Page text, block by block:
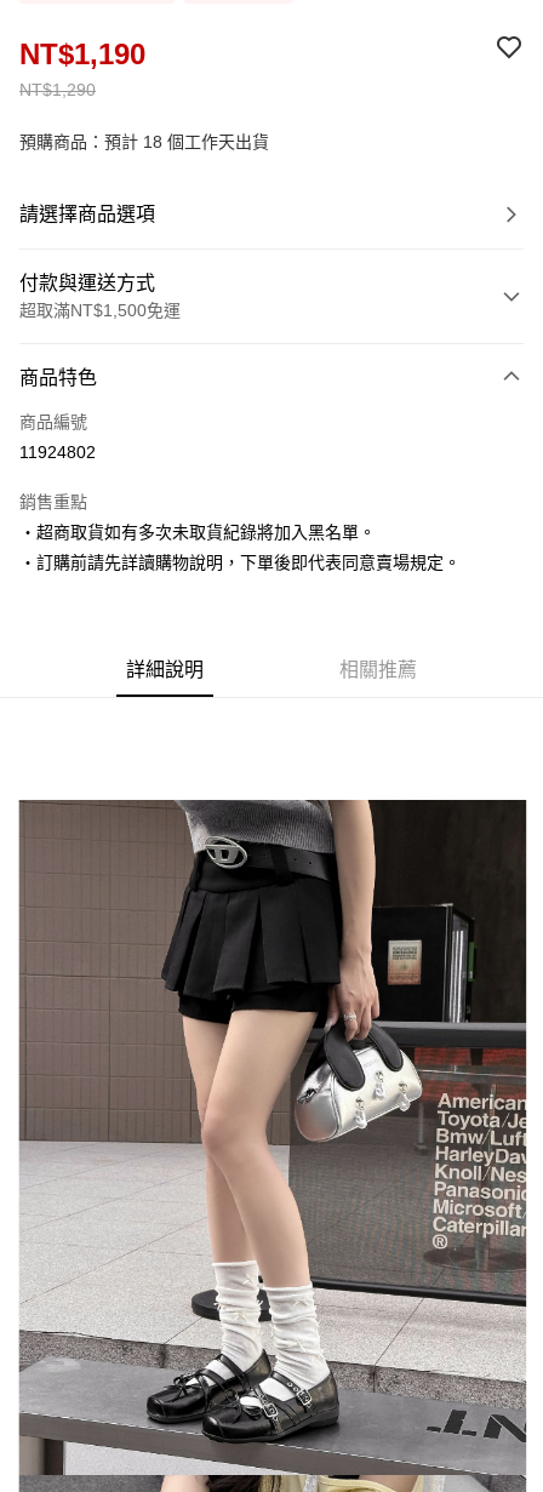
NT$1,290
NT$1,190
預購商品：預計 18 個工作天出貨
請選擇商品選項
付款與運送方式
超取滿NT$1,500免運
信用卡一次付款
超商取貨付款
Apple Pay
街口支付
便利好安心！
１．簡單：不需註冊會員、不需綁卡、不需儲值。
２．便利：只要手機號碼，簡訊認證，即可結帳。
３．安心：先確認商品／服務後，再付款。
【「AFTEE先享後付」結帳流程】
１．於結帳方式選擇「AFTEE先享後付」後，將跳轉至「AFTEE先享後付」
結帳頁面，進行簡訊認證並確認金額後，即可完成結帳。
２．訂單成立數日內，您將收到繳費通知簡訊。
３．收到繳費通知簡訊後14天內，點擊此簡訊中的連結，可透過四大超商／
ATM／網路銀行／等多元方式進行付款，方視為交易完成。
※ 請注意：結帳手續完成當下不需立刻繳費，但若您需要取消訂單，請聯絡
購買商品的店家。未經商家同意取消之訂單仍視為有效，需透過AFTEE先享
※ 交易是否成功請以「AFTEE先享後付 」之結帳頁面顯示為準，若有關於
是否繳費成功／繳費後需取消欲退款等相關疑問，請聯繫「AFTEE先享後付
客戶支援中心」
https://netprotections.freshdesk.com/support/home
【注意事項】
１．透過由恩沛科技股份有限公司提供之「AFTEE先享後付」服務完成之交
易，需依本服務之必要範圍內提供個人資料，並將交易相關給付款項請求債
權轉讓予恩沛科技股份有限公司。
２．關於個人資料處理事宜，請瀏覽以下網址：
https://aftee.tw/terms/#terms3
３．未成年的使用者請事先徵得法定代理人或監護人之同意方可使用
「AFTEE先享後付」，若未經同意申辦者引起之損失，本公司不負相關責
任。
４．使用「AFTEE先享後付」時，將依據個別帳號之用戶狀況，依本公司即
時審查核予不同之上限額度；若仍有額度不足之情形，本公司將視審查結果
請求用戶進行身份認證。
５．嚴禁一人註冊多個帳號或使用他人資訊註冊。若發現惡意使用之情形，
恩沛科技股份有限公司將有權停止該用戶之使用額度並採取法律行動。
全家取貨付款
每筆NT$80，滿NT$1,500(含以上)免運費
每筆NT$80，滿NT$1,500(含以上)免運費
每筆NT$80，滿NT$1,500(含以上)免運費
付款後萊爾富取貨
每筆NT$80，滿NT$1,500(含以上)免運費
離島取貨加價40
每筆NT$80，滿NT$1,500(含以上)免運費
付款後7-11取貨
每筆NT$80，滿NT$1,500(含以上)免運費
宅配
每筆NT$100，滿NT$1,500(含以上)免運費
海外宅配 查看運費
商品特色
商品編號
11924802
銷售重點
‧超商取貨如有多次未取貨紀錄將加入黑名單。
‧訂購前請先詳讀購物說明，下單後即代表同意賣場規定。
詳細說明 相關推薦